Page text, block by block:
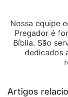
Nossa equipe
Pregador é
Bíblia. São
dedicados
Artigos